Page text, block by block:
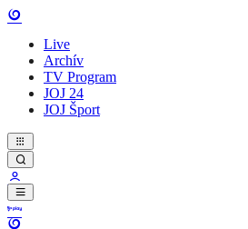
Live
Archív
TV Program
JOJ 24
JOJ Šport